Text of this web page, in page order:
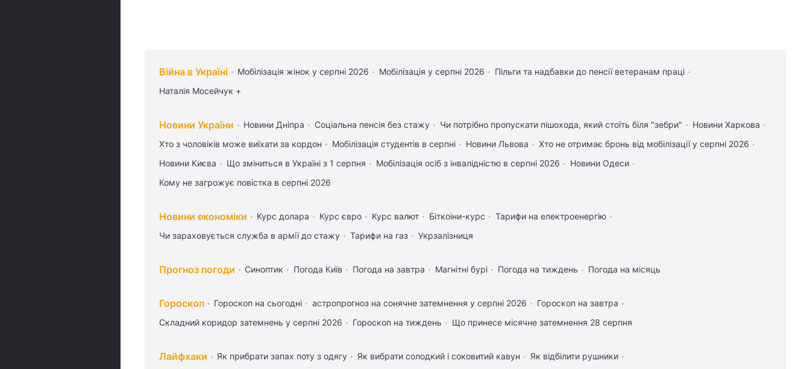
Війна в Україні Мобілізація жінок у серпні 2026 Мобілізація у серпні 2026
Пільги та надбавки до пенсії ветеранам праці
Наталія Мосейчук +
Новини України Новини Дніпра Соціальна пенсія без стажу Чи потрібно пропускати пішохода, який стоїть біля "зебри"
Новини Харкова
Хто з чоловіків може виїхати за кордон
Мобілізація студентів в серпні Новини Львова
Хто не отримає бронь від мобілізації у серпні 2026
Новини Києва
Що зміниться в Україні з 1 серпня Мобілізація осіб з інвалідністю в серпні 2026
Новини Одеси
Кому не загрожує повістка в серпні 2026
Новини економіки Курс долара Курс євро Курс валют Біткоіни-курс
Тарифи на електроенергію
Чи зараховується служба в армії до стажу
Тарифи на газ Укрзалізниця
Прогноз погоди Синоптик Погода Київ Погода на завтра Магнітні бурі Погода на тиждень Погода на місяць
Гороскоп Гороскоп на сьогодні астропрогноз на сонячне затемнення у серпні 2026
Гороскоп на завтра
Складний коридор затемнень у серпні 2026
Гороскоп на тиждень Що принесе місячне затемнення 28 серпня
Лайфхаки Як прибрати запах поту з одягу Як вибрати солодкий і соковитий кавун
Як відбілити рушники